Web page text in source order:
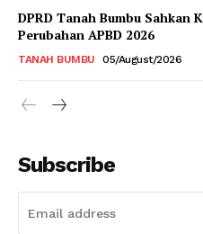
DPRD Tanah Bumbu Sahkan
Perubahan APBD 2026
TANAH BUMBU 05/August/2026
Subscribe